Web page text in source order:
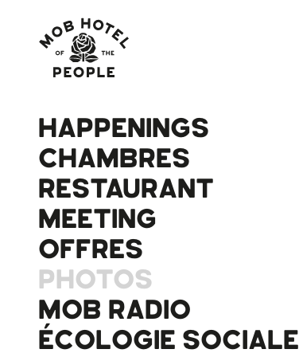
HAPPENINGS
CHAMBRES
RESTAURANT
MEETING
OFFRES
PHOTOS
MOB RADIO
ÉCOLOGIE SOCIALE